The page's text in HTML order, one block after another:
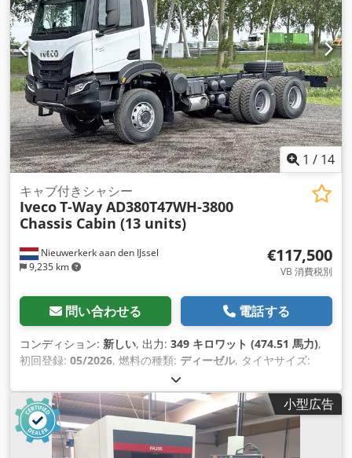
1 / 14
Nieuwerkerk aan den IJssel
9,235 km
キャブ付きシャシー
IvecoT-Way AD380T47WH-3800
Chassis Cabin (13 units)
€117,500
VB 消費税別
問い合わせる 電話する
コンディション: 新しい, 出力: 349 キロワット (474.51 馬力),
初回登録: 05/2026, 燃料の種類: ディーゼル, タイヤサイズ:
, ホイールベース:
料:ディーゼル, 燃料タンク容量:390 l, 色:白色, 運転席:デイキ
ャブ, 変速方式:機械式, 排出クラス:ユーロ3, サスペンション:
鋼, 全長:8,480 mm, 全幅: 2,500 mm, 全高:3,440 mm, 製造
年:2026, 装備: エアコン, ブルートゥース,
小型広告